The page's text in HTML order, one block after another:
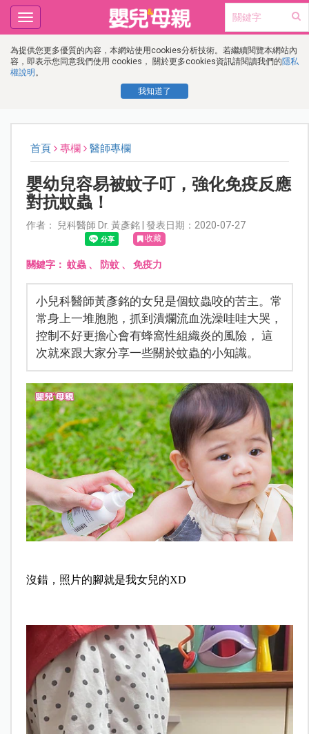
為提供您更多優質的內容，本網站使用cookies分析技術。若繼續閱覽本網站內
容，即表示您同意我們使用 cookies， 關於更多cookies資訊請閱讀我們的隱私
權說明 。
我知道了
Toggle
navigation
首頁 專欄 醫師專欄
嬰幼兒容易被蚊子叮，強化免疫反應
對抗蚊蟲！
作者： 兒科醫師 Dr. 黃彥銘 | 發表日期：2020-07-27
收藏
關鍵字： 蚊蟲、 防蚊、 免疫力
小兒科醫師黃彥銘的女兒是個蚊蟲咬的苦主。常
常身上一堆胞胞，抓到潰爛流血洗澡哇哇大哭，
控制不好更擔心會有蜂窩性組織炎的風險， 這
次就來跟大家分享一些關於蚊蟲的小知識。
沒錯，照片的腳就是我女兒的XD